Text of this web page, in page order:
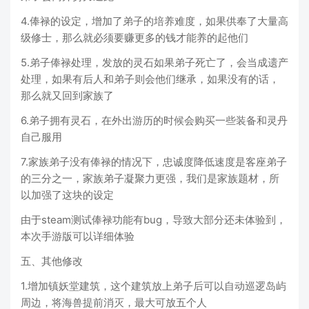
4.俸禄的设定，增加了弟子的培养难度，如果供奉了大量高
级修士，那么就必须要赚更多的钱才能养的起他们
5.弟子俸禄处理，发放的灵石如果弟子死亡了，会当成遗产
处理，如果有后人和弟子则会他们继承，如果没有的话，
那么就又回到家族了
6.弟子拥有灵石，在外出游历的时候会购买一些装备和灵丹
自己服用
7.家族弟子没有俸禄的情况下，忠诚度降低速度是客座弟子
的三分之一，家族弟子凝聚力更强，我们是家族题材，所
以加强了这块的设定
由于steam测试俸禄功能有bug，导致大部分还未体验到，
本次手游版可以详细体验
五、其他修改
1.增加镇妖堂建筑，这个建筑放上弟子后可以自动巡逻岛屿
周边，将海兽提前消灭，最大可放五个人